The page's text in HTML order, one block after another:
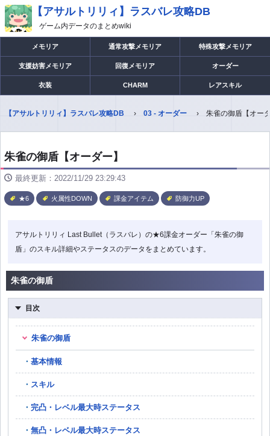
【アサルトリリィ】ラスバレ攻略DB
ゲーム内データのまとめwiki
メモリア 通常攻撃メモリア 特殊攻撃メモリア
支援妨害メモリア 回復メモリア オーダー
衣装 CHARM レアスキル
【アサルトリリィ】ラスバレ攻略DB 03 - オーダー 朱雀の御盾【オー
朱雀の御盾【オーダー】
最終更新：2022/11/29 23:29:43
★6 火属性DOWN 課金アイテム 防御力UP
アサルトリリィ Last Bullet（ラスバレ）の★6課金オーダー「朱雀の御
盾」のスキル詳細やステータスのデータをまとめています。
朱雀の御盾
目次
朱雀の御盾
基本情報
スキル
完凸・レベル最大時ステータス
無凸・レベル最大時ステータス